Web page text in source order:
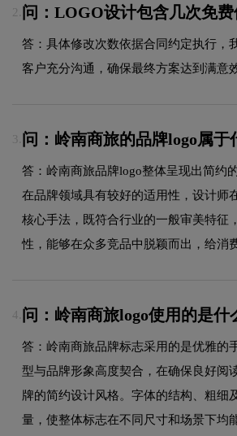
2. 问：LOGO设计包含几次免费
答：具体修改次数依据合同约定执行，
客户充分沟通，确保最终方案达到满意
3. 问：岭南商旅的品牌logo属于
答：岭南商旅品牌logo整体呈现出简约
在品牌领域具有较好的适用性，设计师
核心手法，既符合行业的一般审美特征
性，能够在众多竞品中脱颖而出，给消
4. 问：岭南商旅logo使用的是什
答：岭南商旅品牌标志采用的是优雅的
型与品牌形象高度契合，在确保良好阅
牌的简约设计风格。字体的结构、粗细
量，使整体标志在不同尺寸和场景下均